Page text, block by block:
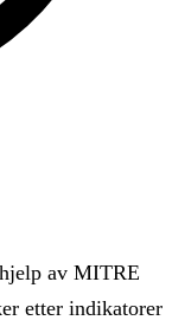
av MITRE
etter indikatorer